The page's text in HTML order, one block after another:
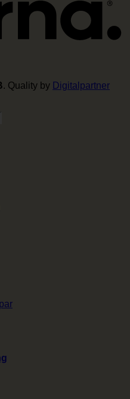
. Quality by Digitalpartner